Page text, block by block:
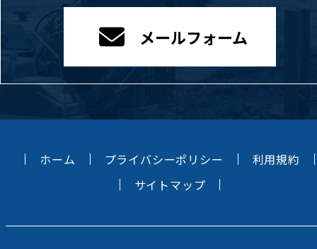
メールフォーム
ホーム プライバシーポリシー
利用規約
サイトマップ